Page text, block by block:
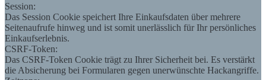
Session:
Das Session Cookie speichert Ihre Einkaufsdaten über mehrere
Seitenaufrufe hinweg und ist somit unerlässlich für Ihr persönliches
Einkaufserlebnis.
CSRF-Token:
Das CSRF-Token Cookie trägt zu Ihrer Sicherheit bei. Es verstärkt
die Absicherung bei Formularen gegen unerwünschte Hackangriffe.